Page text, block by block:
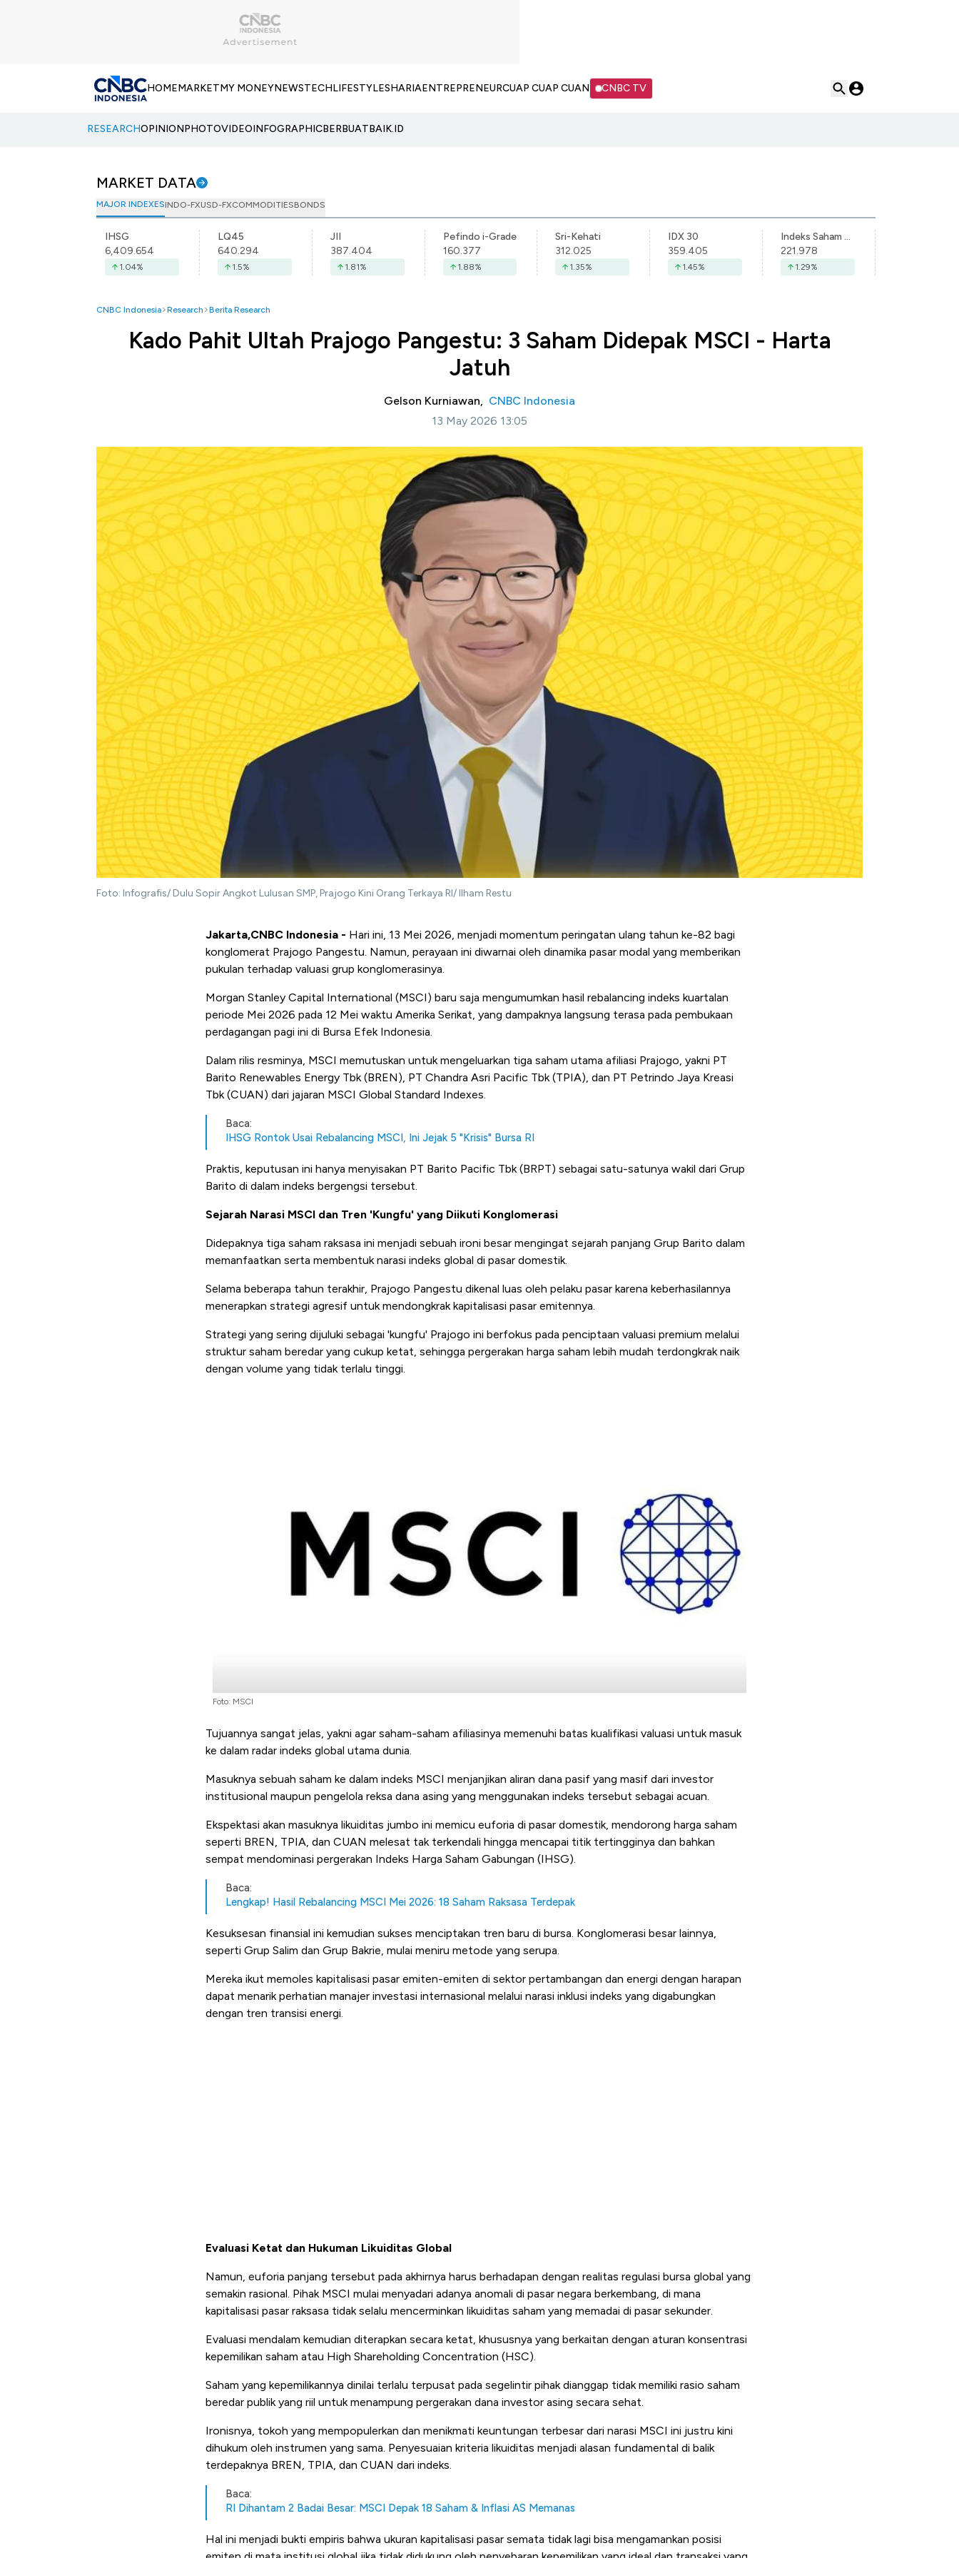
HOMEMARKETMY MONEYNEWSTECHLIFESTYLESHARIAENTREPRENEURCUAP CUAP CUAN CNBC TV
RESEARCHOPINIONPHOTOVIDEOINFOGRAPHICBERBUATBAIK.ID
MARKET DATA
MAJOR INDEXESINDO-FXUSD-FXCOMMODITIESBONDS
IHSG
6,409.654
1.04%
LQ45
640.294
1.5%
JII
387.404
1.81%
Pefindo i-Grade
160.377
1.88%
Sri-Kehati
312.025
1.35%
IDX 30
359.405
1.45%
Indeks Saham Syariah Indonesia
221.978
1.29%
CNBC Indonesia Research Berita Research
Kado Pahit Ultah Prajogo Pangestu: 3 Saham Didepak MSCI - Harta
Jatuh
Gelson Kurniawan, CNBC Indonesia
13 May 2026 13:05
Foto: Infografis/ Dulu Sopir Angkot Lulusan SMP, Prajogo Kini Orang Terkaya RI/ Ilham Restu
Jakarta,CNBC Indonesia - Hari ini, 13 Mei 2026, menjadi momentum peringatan ulang tahun ke-82 bagi
konglomerat Prajogo Pangestu. Namun, perayaan ini diwarnai oleh dinamika pasar modal yang memberikan
pukulan terhadap valuasi grup konglomerasinya.
Morgan Stanley Capital International (MSCI) baru saja mengumumkan hasil rebalancing indeks kuartalan
periode Mei 2026 pada 12 Mei waktu Amerika Serikat, yang dampaknya langsung terasa pada pembukaan
perdagangan pagi ini di Bursa Efek Indonesia.
Dalam rilis resminya, MSCI memutuskan untuk mengeluarkan tiga saham utama afiliasi Prajogo, yakni PT
Barito Renewables Energy Tbk (BREN), PT Chandra Asri Pacific Tbk (TPIA), dan PT Petrindo Jaya Kreasi
Tbk (CUAN) dari jajaran MSCI Global Standard Indexes.
Baca:
IHSG Rontok Usai Rebalancing MSCI, Ini Jejak 5 "Krisis" Bursa RI
Praktis, keputusan ini hanya menyisakan PT Barito Pacific Tbk (BRPT) sebagai satu-satunya wakil dari Grup
Barito di dalam indeks bergengsi tersebut.
Sejarah Narasi MSCI dan Tren 'Kungfu' yang Diikuti Konglomerasi
Didepaknya tiga saham raksasa ini menjadi sebuah ironi besar mengingat sejarah panjang Grup Barito dalam
memanfaatkan serta membentuk narasi indeks global di pasar domestik.
Selama beberapa tahun terakhir, Prajogo Pangestu dikenal luas oleh pelaku pasar karena keberhasilannya
menerapkan strategi agresif untuk mendongkrak kapitalisasi pasar emitennya.
Strategi yang sering dijuluki sebagai 'kungfu' Prajogo ini berfokus pada penciptaan valuasi premium melalui
struktur saham beredar yang cukup ketat, sehingga pergerakan harga saham lebih mudah terdongkrak naik
dengan volume yang tidak terlalu tinggi.
Foto: MSCI
Tujuannya sangat jelas, yakni agar saham-saham afiliasinya memenuhi batas kualifikasi valuasi untuk masuk
ke dalam radar indeks global utama dunia.
Masuknya sebuah saham ke dalam indeks MSCI menjanjikan aliran dana pasif yang masif dari investor
institusional maupun pengelola reksa dana asing yang menggunakan indeks tersebut sebagai acuan.
Ekspektasi akan masuknya likuiditas jumbo ini memicu euforia di pasar domestik, mendorong harga saham
seperti BREN, TPIA, dan CUAN melesat tak terkendali hingga mencapai titik tertingginya dan bahkan
sempat mendominasi pergerakan Indeks Harga Saham Gabungan (IHSG).
Baca:
Lengkap! Hasil Rebalancing MSCI Mei 2026: 18 Saham Raksasa Terdepak
Kesuksesan finansial ini kemudian sukses menciptakan tren baru di bursa. Konglomerasi besar lainnya,
seperti Grup Salim dan Grup Bakrie, mulai meniru metode yang serupa.
Mereka ikut memoles kapitalisasi pasar emiten-emiten di sektor pertambangan dan energi dengan harapan
dapat menarik perhatian manajer investasi internasional melalui narasi inklusi indeks yang digabungkan
dengan tren transisi energi.
Evaluasi Ketat dan Hukuman Likuiditas Global
Namun, euforia panjang tersebut pada akhirnya harus berhadapan dengan realitas regulasi bursa global yang
semakin rasional. Pihak MSCI mulai menyadari adanya anomali di pasar negara berkembang, di mana
kapitalisasi pasar raksasa tidak selalu mencerminkan likuiditas saham yang memadai di pasar sekunder.
Evaluasi mendalam kemudian diterapkan secara ketat, khususnya yang berkaitan dengan aturan konsentrasi
kepemilikan saham atau High Shareholding Concentration (HSC).
Saham yang kepemilikannya dinilai terlalu terpusat pada segelintir pihak dianggap tidak memiliki rasio saham
beredar publik yang riil untuk menampung pergerakan dana investor asing secara sehat.
Ironisnya, tokoh yang mempopulerkan dan menikmati keuntungan terbesar dari narasi MSCI ini justru kini
dihukum oleh instrumen yang sama. Penyesuaian kriteria likuiditas menjadi alasan fundamental di balik
terdepaknya BREN, TPIA, dan CUAN dari indeks.
Baca:
RI Dihantam 2 Badai Besar: MSCI Depak 18 Saham & Inflasi AS Memanas
Hal ini menjadi bukti empiris bahwa ukuran kapitalisasi pasar semata tidak lagi bisa mengamankan posisi